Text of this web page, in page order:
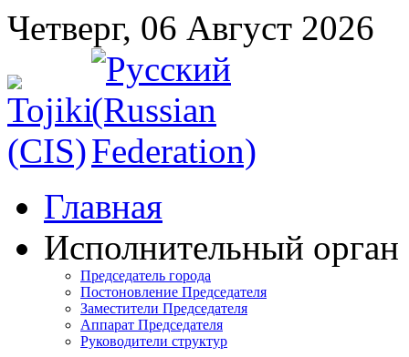
Четверг, 06 Август 2026
Главная
Исполнительный орган
Председатель города
Постоновление Председателя
Заместители Председателя
Аппарат Председателя
Руководители структур